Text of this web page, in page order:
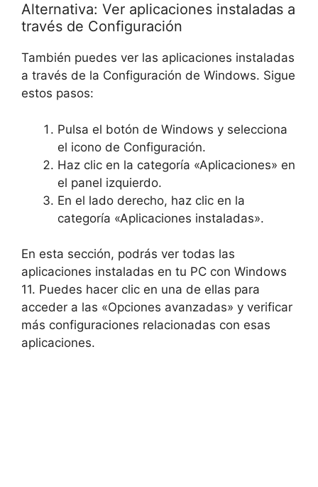
Alternativa: Ver aplicaciones instaladas a
través de Configuración
También puedes ver las aplicaciones instaladas
a través de la Configuración de Windows. Sigue
estos pasos:
Pulsa el botón de Windows y selecciona
el icono de Configuración.
Haz clic en la categoría «Aplicaciones» en
el panel izquierdo.
En el lado derecho, haz clic en la
categoría «Aplicaciones instaladas».
En esta sección, podrás ver todas las
aplicaciones instaladas en tu PC con Windows
11. Puedes hacer clic en una de ellas para
acceder a las «Opciones avanzadas» y verificar
más configuraciones relacionadas con esas
aplicaciones.